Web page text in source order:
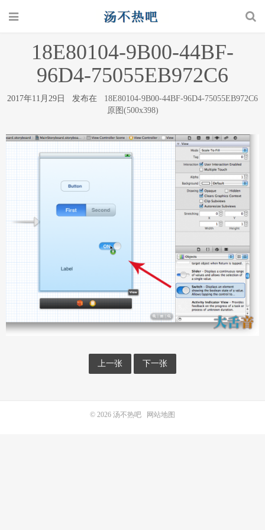
18E80104-9B00-44BF-
96D4-75055EB972C6
2017年11月29日 发布在 18E80104-9B00-44BF-96D4-75055EB972C6
原图(500x398)
上一张 下一张
© 2026 汤不热吧 网站地图